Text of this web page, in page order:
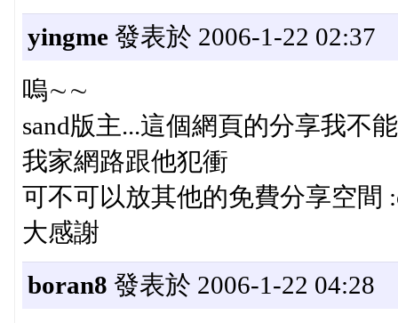
yingme發表於 2006-1-22 02:37
嗚∼∼
sand版主...這個網頁的分享我不
我家網路跟他犯衝
可不可以放其他的免費分享空間
大感謝
boran8 發表於 2006-1-22 04:28